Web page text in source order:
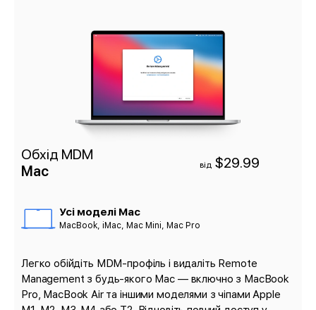
Обхід MDM
Mac
від $29.99
Усі моделі Mac
MacBook, iMac, Mac Mini, Mac Pro
Легко обійдіть MDM-профіль і видаліть Remote
Management з будь-якого Mac — включно з MacBook
Pro, MacBook Air та іншими моделями з чіпами Apple